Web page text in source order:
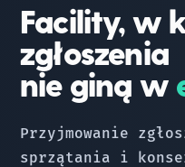
STAR
ZESPÓŁ
Facility, w
zgłoszenia
nie giną w
Przyjmowanie
sprzątania i